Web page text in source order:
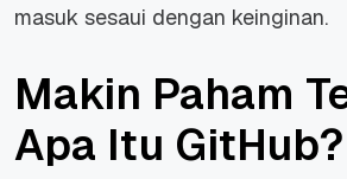
masuk sesaui dengan keinginan.
Makin Paham
Apa Itu GitHub?